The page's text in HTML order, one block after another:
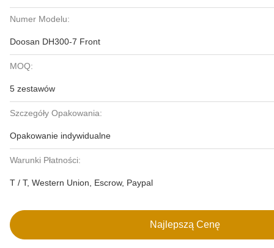
Numer Modelu:
Doosan DH300-7 Front
MOQ:
5 zestawów
Szczegóły Opakowania:
Opakowanie indywidualne
Warunki Płatności:
T / T, Western Union, Escrow, Paypal
Najlepszą Cenę